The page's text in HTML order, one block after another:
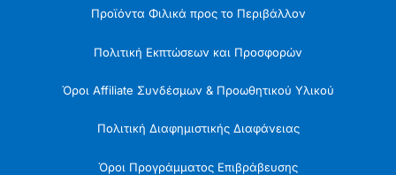
Προϊόντα Φιλικά προς το Περιβάλλον
Πολιτική Εκπτώσεων και Προσφορών
Όροι Affiliate Συνδέσμων & Προωθητικού Υλικού
Πολιτική Διαφημιστικής Διαφάνειας
Όροι Προγράμματος Επιβράβευσης